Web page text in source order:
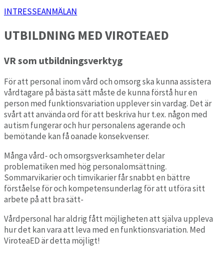
INTRESSEANMÄLAN
UTBILDNING MED VIROTEAED
VR som utbildningsverktyg
För att personal inom vård och omsorg ska kunna assistera
vårdtagare på bästa sätt måste de kunna förstå hur en
person med funktionsvariation upplever sin vardag. Det är
svårt att använda ord för att beskriva hur t.ex. någon med
autism fungerar och hur personalens agerande och
bemötande kan få oanade konsekvenser.
Många vård- och omsorgsverksamheter delar
problematiken med hög personalomsättning.
Sommarvikarier och timvikarier får snabbt en bättre
förståelse för och kompetensunderlag för att utföra sitt
arbete på att bra sätt-
Vårdpersonal har aldrig fått möjligheten att själva uppleva
hur det kan vara att leva med en funktionsvariation. Med
ViroteaED är detta möjligt!